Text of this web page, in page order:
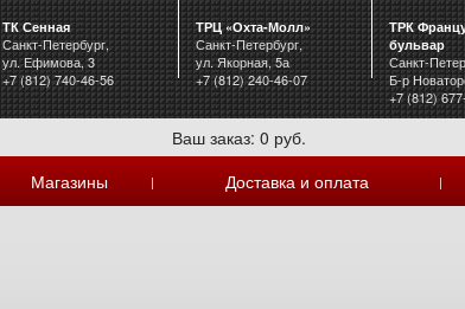
ТК Сенная
Санкт-Петербург,
ул. Ефимова, 3
+7 (812) 740-46-56
ТРЦ «Охта-Молл»
Санкт-Петербург,
ул. Якорная, 5а
+7 (812) 240-46-07
ТРК
бульвар
Санкт-
Б-р
+7 (812)
Ваш заказ: 0 руб.
Магазины | Доставка и оплата |